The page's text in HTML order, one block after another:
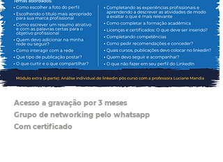
Acesso a gravação por 3 meses
Grupo de networking pelo whatsapp
Com certificado